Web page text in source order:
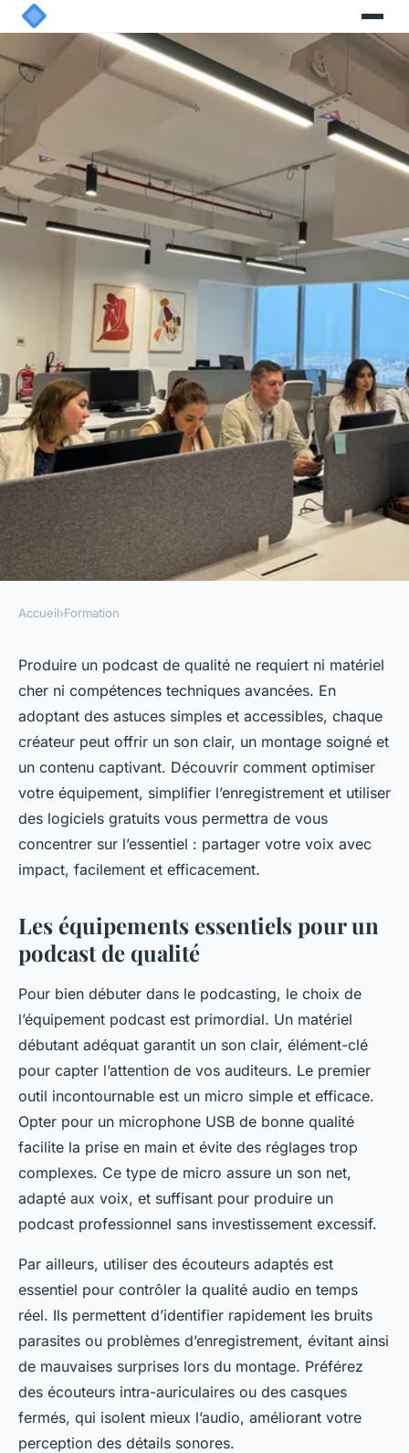
7 astuces pour produire un
podcast de qualité facilement
Noémie•17 février 2026• 8 min de lecture
Accueil›Formation
Produire un podcast de qualité ne requiert ni matériel
cher ni compétences techniques avancées. En
adoptant des astuces simples et accessibles, chaque
créateur peut offrir un son clair, un montage soigné et
un contenu captivant. Découvrir comment optimiser
votre équipement, simplifier l’enregistrement et utiliser
des logiciels gratuits vous permettra de vous
concentrer sur l’essentiel : partager votre voix avec
impact, facilement et efficacement.
Les équipements essentiels pour un
podcast de qualité
Pour bien débuter dans le podcasting, le choix de
l’équipement podcast est primordial. Un matériel
débutant adéquat garantit un son clair, élément-clé
pour capter l’attention de vos auditeurs. Le premier
outil incontournable est un micro simple et efficace.
Opter pour un microphone USB de bonne qualité
facilite la prise en main et évite des réglages trop
complexes. Ce type de micro assure un son net,
adapté aux voix, et suffisant pour produire un
podcast professionnel sans investissement excessif.
Par ailleurs, utiliser des écouteurs adaptés est
essentiel pour contrôler la qualité audio en temps
réel. Ils permettent d’identifier rapidement les bruits
parasites ou problèmes d’enregistrement, évitant ainsi
de mauvaises surprises lors du montage. Préférez
des écouteurs intra-auriculaires ou des casques
fermés, qui isolent mieux l’audio, améliorant votre
perception des détails sonores.